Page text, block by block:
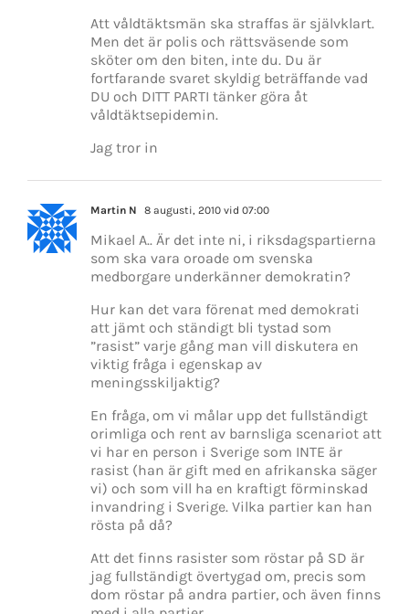
Att våldtäktsmän ska straffas är självklart.
Men det är polis och rättsväsende som
sköter om den biten, inte du. Du är
fortfarande svaret skyldig beträffande vad
DU och DITT PARTI tänker göra åt
våldtäktsepidemin.
Jag tror in
Martin N 8 augusti, 2010 vid 07:00
Mikael A.. Är det inte ni, i riksdagspartierna
som ska vara oroade om svenska
medborgare underkänner demokratin?
Hur kan det vara förenat med demokrati
att jämt och ständigt bli tystad som
”rasist” varje gång man vill diskutera en
viktig fråga i egenskap av
meningsskiljaktig?
En fråga, om vi målar upp det fullständigt
orimliga och rent av barnsliga scenariot att
vi har en person i Sverige som INTE är
rasist (han är gift med en afrikanska säger
vi) och som vill ha en kraftigt förminskad
invandring i Sverige. Vilka partier kan han
rösta på då?
Att det finns rasister som röstar på SD är
jag fullständigt övertygad om, precis som
dom röstar på andra partier, och även finns